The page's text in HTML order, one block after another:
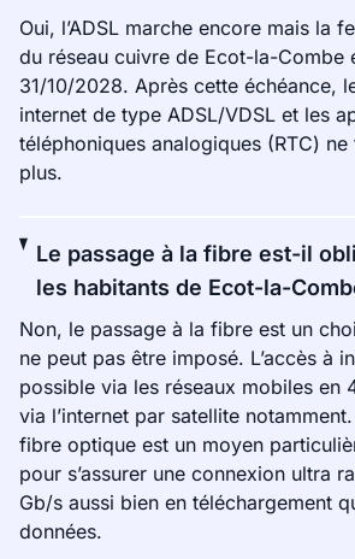
Oui, l’ADSL marche encore mais la
du réseau cuivre de Ecot-la-Combe
31/10/2028. Après cette échéance,
internet de type ADSL/VDSL et les
téléphoniques analogiques (RTC)
plus.
Le passage à la fibre est-il
les habitants de Ecot-la-
Non, le passage à la fibre est un
ne peut pas être imposé. L’accès à
possible via les réseaux mobiles en
via l’internet par satellite
fibre optique est un moyen
pour s’assurer une connexion ultra
Gb/s aussi bien en téléchargement
données.